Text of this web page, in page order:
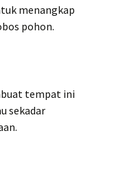
menangkap
pohon.
tempat ini
sekadar